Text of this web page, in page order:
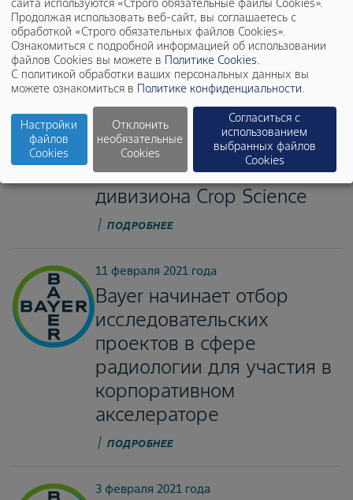
ПОДРОБНЕЕ
24 февраля 2021 года
Bayer намерен продать
свое подразделение
Environmental Science
Professional и усилить
управляющий совет
дивизиона Crop Science
ПОДРОБНЕЕ
11 февраля 2021 года
Bayer начинает отбор
исследовательских
проектов в сфере
радиологии для участия в
корпоративном
акселераторе
ПОДРОБНЕЕ
3 февраля 2021 года
сайта используются «Строго обязательные файлы Cookies».
Продолжая использовать веб-сайт, вы соглашаетесь с
обработкой «Строго обязательных файлов Cookies».
Ознакомиться с подробной информацией об использовании
файлов Cookies вы можете в Политике Cookies.
С политикой обработки ваших персональных данных вы
можете ознакомиться в Политике конфиденциальности.
Настройки
файлов
Cookies
Отклонить
необязательные
Cookies
Согласиться с
использованием
выбранных файлов
Cookies